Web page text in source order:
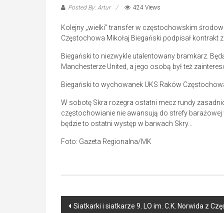
Posted By: Artur 424 Views
Kolejny „wielki” transfer w częstochowskim
Częstochowa Mikołaj Biegański podpisał kontrakt
Biegański to niezwykle utalentowany bramkarz.
Manchesterze United, a jego osobą był też
Biegański to wychowanek UKS Raków
W sobotę Skra rozegra ostatni mecz rundy
częstochowianie nie awansują do strefy
będzie to ostatni występ w barwach Skry…
Foto: Gazeta Regionalna/MK
Post
Siatkarki i siatkarze 9. LO im. C.K. Norwida z